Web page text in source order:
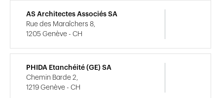
AS Architectes Associés SA
Rue des Maraîchers 8,
1205 Genève - CH
PHIDA Etanchéité (GE) SA
Chemin Barde 2,
1219 Genève - CH